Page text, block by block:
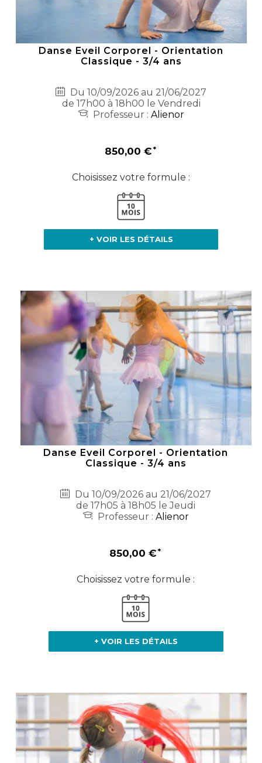
Danse Eveil Corporel - Orientation
Classique - 3/4 ans
Du 10/09/2026 au 21/06/2027
de 17h00 à 18h00 le Vendredi
Professeur : Alienor
850,00 €
Choisissez votre formule :
+ VOIR LES DÉTAILS
Danse Eveil Corporel - Orientation
Classique - 3/4 ans
Du 10/09/2026 au 21/06/2027
de 17h05 à 18h05 le Jeudi
Professeur : Alienor
850,00 €
Choisissez votre formule :
+ VOIR LES DÉTAILS